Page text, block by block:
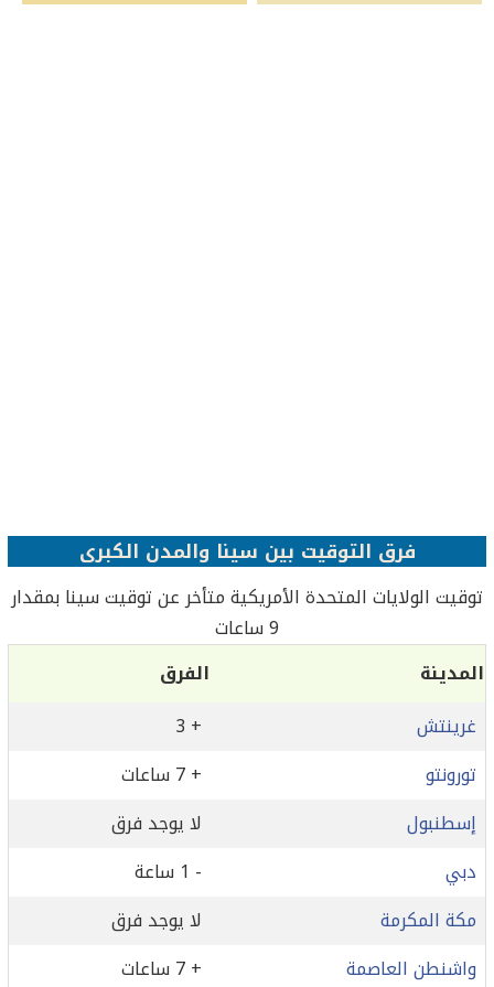
فرق التوقيت بين سينا والمدن الكبرى
توقيت الولايات المتحدة الأمريكية متأخر عن توقيت سينا بمقدار
9 ساعات
المدينة
الفرق
غرينتش
+ 3
تورونتو
+ 7 ساعات
إسطنبول
لا يوجد فرق
دبي
- 1 ساعة
مكة المكرمة
لا يوجد فرق
واشنطن العاصمة
+ 7 ساعات